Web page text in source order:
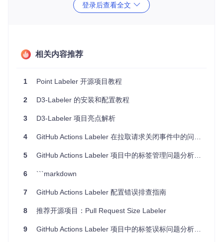
├── labeler               # 核心标注逻辑所在的模块
├── requirements.txt      # 项目依赖列表
├── setup.py              # 安装脚本
gui
：包含了GUI界面的所有Python源代码，是人机交互的
labeler：核心功能实现，特别是
LICENSE: 项目使用的许可证说明。
: 列出了运行项目所需的第三方库及其版
本。
setup.py
: 如果需要从源码安装项目时使用。
tests: 包含了项目的一些测试案例。
2. 项目的启动文件介绍
主要的启动入口位于项目的脚本或者通过GUI直接启动。虽然
登录后查看全文
相关内容推荐
1 Point Labeler 开源项目教程
2 D3-Labeler 的安装和配置教程
3 D3-Labeler 项目亮点解析
4 GitHub Actions Labeler 在拉取请求关闭事件中的问题解析
5 GitHub Actions Labeler 项目中的标签管理问题分析与解决方案
6 ```markdown
7 GitHub Actions Labeler 配置错误排查指南
8 推荐开源项目：Pull Request Size Labeler
9 GitHub Actions Labeler 项目中的标签误标问题分析与解决方案